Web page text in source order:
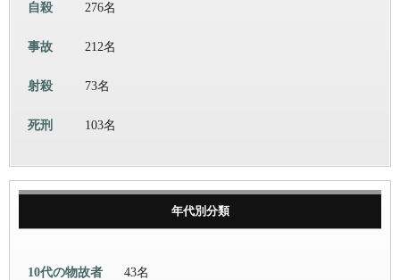
自殺 276名
事故 212名
射殺 73名
死刑 103名
年代別分類
10代の物故者 43名